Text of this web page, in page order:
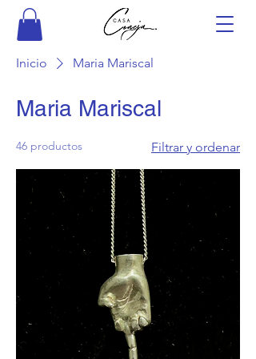
Inicio Maria Mariscal
Maria Mariscal
46 productos Filtrar y ordenar